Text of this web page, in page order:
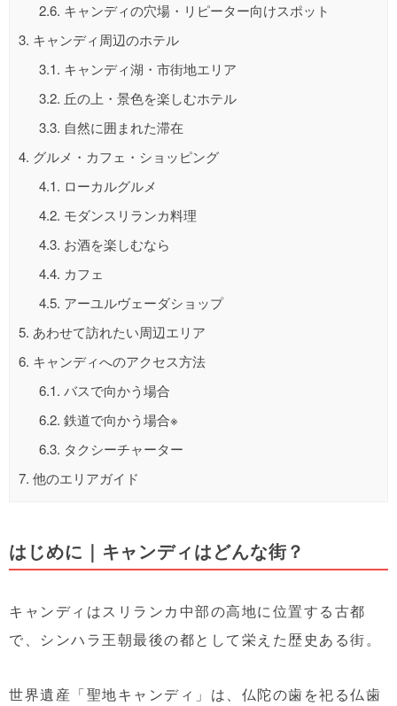
2.6. キャンディの穴場・リピーター向けスポット
3. キャンディ周辺のホテル
3.1. キャンディ湖・市街地エリア
3.2. 丘の上・景色を楽しむホテル
3.3. 自然に囲まれた滞在
4. グルメ・カフェ・ショッピング
4.1. ローカルグルメ
4.2. モダンスリランカ料理
4.3. お酒を楽しむなら
4.4. カフェ
4.5. アーユルヴェーダショップ
5. あわせて訪れたい周辺エリア
6. キャンディへのアクセス方法
6.1. バスで向かう場合
6.2. 鉄道で向かう場合※
6.3. タクシーチャーター
7. 他のエリアガイド
はじめに｜キャンディはどんな街？
キャンディはスリランカ中部の高地に位置する古都
で、シンハラ王朝最後の都として栄えた歴史ある街。
世界遺産「聖地キャンディ」は、仏陀の歯を祀る仏歯